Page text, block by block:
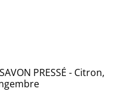
PRESSÉ - Citron,